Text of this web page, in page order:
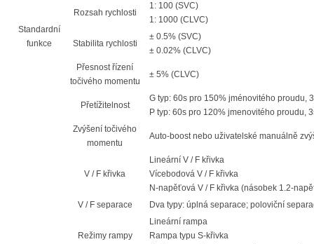
Standardní
funkce
Rozsah rychlosti
1: 100 (SVC)
1: 1000 (CLVC)
Stabilita rychlosti
± 0.5% (SVC)
± 0.02% (CLVC)
Přesnost řízení
točivého momentu
± 5% (CLVC)
Přetížitelnost
G typ: 60s pro 150% jménovitého proudu,
P typ: 60s pro 120% jmenovitého proudu,
Zvýšení točivého
momentu
Auto-boost nebo uživatelské manuálně
V / F křivka
Lineární V / F křivka
Vícebodová V / F křivka
N-napěťová V / F křivka (násobek 1.2-
V / F separace
Dva typy: úplná separace; poloviční
Režimy rampy
Lineární rampa
Rampa typu S-křivka